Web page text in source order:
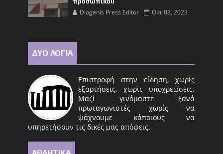
Diogenis Press Editor Οκτ 03, 2023
ΔΥΟ ΛΟΓΙΑ
Επιστροφή στην είδηση, χωρίς
εξαρτήσεις, χωρίς υποχρεώσεις.
Μαζί γινόμαστε ξανά
πρωταγωνιστές χωρίς να
ψάχνουμε κάποιους να
υπηρετήσουν τις δικές μας απόψεις.